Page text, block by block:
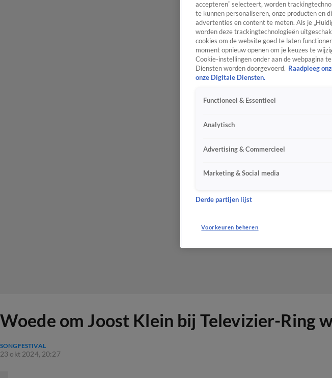
Woede om Joost Klein bij Televizier-Ring
SONGFESTIVAL
23 okt 2024, 20:27
accepteren” selecteert, worden
te kunnen personaliseren, onze producten en
advertenties en content te meten. Als je
worden deze trackingtechnologieën
cookies om de website goed te laten
moment opnieuw openen om je keuzes te
Cookie-instellingen onder aan de webpagina
Diensten worden doorgevoerd. Raadpleeg
onze Digitale Diensten.
Functioneel & Essentieel
Analytisch
Advertising & Commercieel
Marketing & Social media
Derde partijen lijst
Voorkeuren beheren